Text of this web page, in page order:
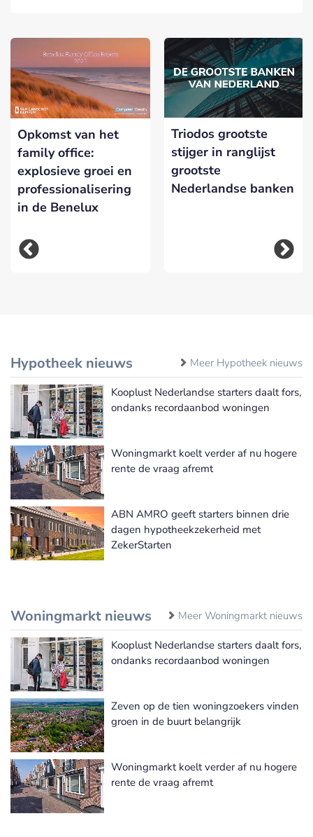
Opkomst van het
family office:
explosieve groei en
professionalisering
in de Benelux
Triodos grootste
stijger in ranglijst
grootste
Nederlandse banken
Hypotheek nieuws Meer Hypotheek nieuws
Kooplust Nederlandse starters daalt fors,
ondanks recordaanbod woningen
Woningmarkt koelt verder af nu hogere
rente de vraag afremt
ABN AMRO geeft starters binnen drie
dagen hypotheekzekerheid met
ZekerStarten
Woningmarkt nieuws Meer Woningmarkt nieuws
Kooplust Nederlandse starters daalt fors,
ondanks recordaanbod woningen
Zeven op de tien woningzoekers vinden
groen in de buurt belangrijk
Woningmarkt koelt verder af nu hogere
rente de vraag afremt